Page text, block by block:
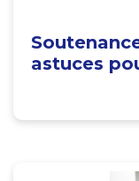
astuces